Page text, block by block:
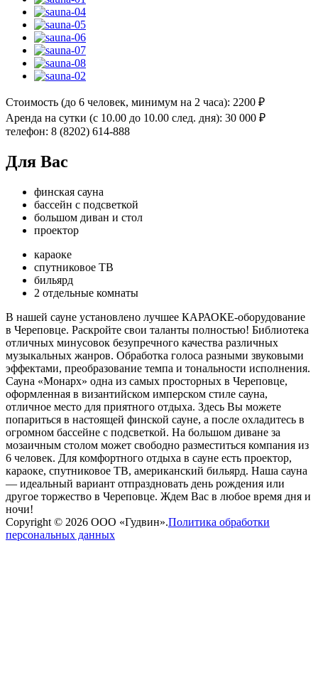
Стоимость (до 6 человек, минимум на 2 часа): 2200 ₽
Аренда на сутки (с 10.00 до 10.00 след. дня): 30 000 ₽
телефон: 8 (8202) 614-888
Для Вас
финская сауна
бассейн с подсветкой
большом диван и стол
проектор
караоке
спутниковое ТВ
бильярд
2 отдельные комнаты
В нашей сауне установлено лучшее КАРАОКЕ-оборудование
в Череповце. Раскройте свои таланты полностью! Библиотека
отличных минусовок безупречного качества различных
музыкальных жанров. Обработка голоса разными звуковыми
эффектами, преобразование темпа и тональности исполнения.
Сауна «Монарх» одна из самых просторных в Череповце,
оформленная в византийском имперском стиле сауна,
отличное место для приятного отдыха. Здесь Вы можете
попариться в настоящей финской сауне, а после охладитесь в
огромном бассейне с подсветкой. На большом диване за
мозаичным столом может свободно разместиться компания из
6 человек. Для комфортного отдыха в сауне есть проектор,
караоке, спутниковое ТВ, американский бильярд. Наша сауна
— идеальный вариант отпраздновать день рождения или
другое торжество в Череповце. Ждем Вас в любое время дня и
ночи!
Copyright © 2026 ООО «Гудвин».Политика обработки
персональных данных